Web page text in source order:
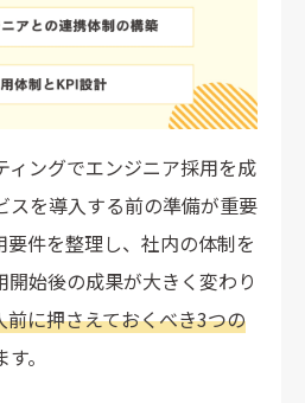
ィングでエンジニア採用を成
スを導入する前の準備が重要
要件を整理し、社内の体制を
始後の成果が大きく変わり
前に押さえておくべき3つの
。